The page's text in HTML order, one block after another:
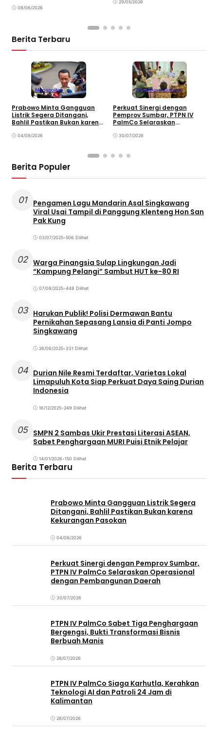
08/06/2026
29/05/2026
Berita Terbaru
Megapolitan
Prabowo Minta Gangguan
Listrik Segera Ditangani,
Bahlil Pastikan Bukan karena
04/08/2026
PerkebunanSumbar
Perkuat Sinergi dengan
Pemprov Sumbar, PTPN IV
PalmCo Selaraskan
Pembangunan Daerah
30/07/2026
Berita Populer
01
Pengamen Lagu Mandarin Asal Singkawang
Viral Usai Tampil di Panggung Klenteng Hon San
Pak Kung
03/07/2025•506 Dilihat
02 Warga Pinangsia Sulap Lingkungan Jadi
“Kampung Pelangi” Sambut HUT ke-80 RI
07/08/2025•448 Dilihat
03 Harukan Publik! Polisi Dermawan Bantu
Pernikahan Sepasang Lansia di Panti Jompo
Singkawang
26/06/2025•331 Dilihat
04 Durian Nile Resmi Terdaftar, Varietas Lokal
Limapuluh Kota Siap Perkuat Daya Saing Durian
Indonesia
16/12/2025•249 Dilihat
05 SMPN 2 Sambas Ukir Prestasi Literasi ASEAN,
Sabet Penghargaan MURI Puisi Etnik Pelajar
14/01/2026•150 Dilihat
Berita Terbaru
Prabowo Minta Gangguan Listrik Segera
Ditangani, Bahlil Pastikan Bukan karena
Kekurangan Pasokan
04/08/2026
Perkuat Sinergi dengan Pemprov Sumbar,
PTPN IV PalmCo Selaraskan Operasional
dengan Pembangunan Daerah
30/07/2026
PTPN IV PalmCo Sabet Tiga Penghargaan
Bergengsi, Bukti Transformasi Bisnis
Berbuah Manis
28/07/2026
PTPN IV PalmCo Siaga Karhutla, Kerahkan
Teknologi AI dan Patroli 24 Jam di
Kalimantan
28/07/2026